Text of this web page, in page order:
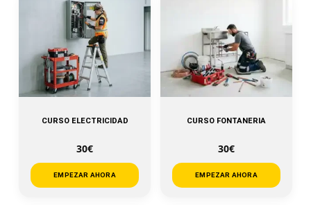
CURSO ELECTRICIDAD
30€
EMPEZAR AHORA
CURSO FONTANERIA
30€
EMPEZAR AHORA